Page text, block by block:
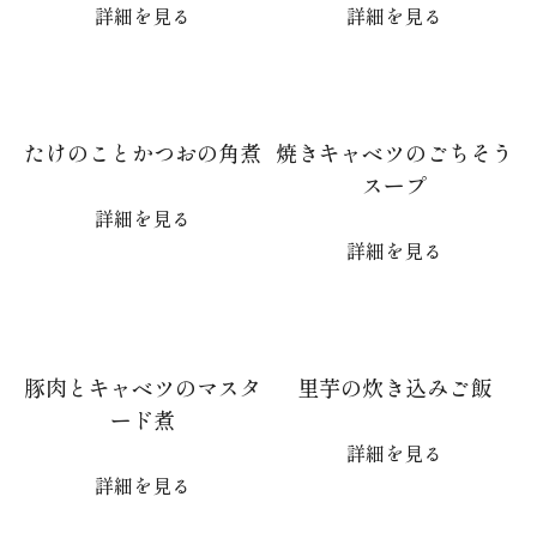
詳細を見る 詳細を見る
たけのことかつおの角煮
詳細を見る
焼きキャベツのごちそう
スープ
詳細を見る
豚肉とキャベツのマスタ
ード煮
詳細を見る
里芋の炊き込みご飯
詳細を見る